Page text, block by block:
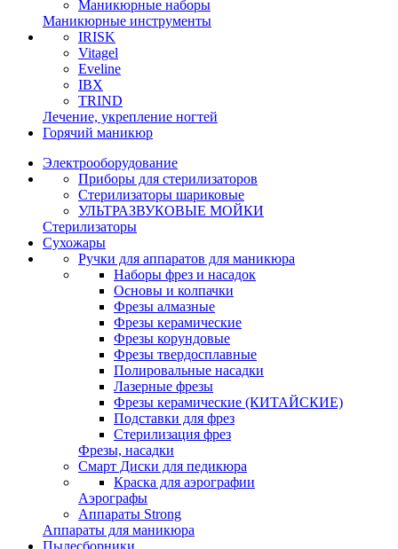
Маникюрные наборы
Маникюрные инструменты
IRISK
Vitagel
Eveline
IBX
TRIND
Лечение, укрепление ногтей
Горячий маникюр
Электрооборудование
Приборы для стерилизаторов
Стерилизаторы шариковые
УЛЬТРАЗВУКОВЫЕ МОЙКИ
Стерилизаторы
Сухожары
Ручки для аппаратов для маникюра
Наборы фрез и насадок
Основы и колпачки
Фрезы алмазные
Фрезы керамические
Фрезы корундовые
Фрезы твердосплавные
Полировальные насадки
Лазерные фрезы
Фрезы керамические (КИТАЙСКИЕ)
Подставки для фрез
Стерилизация фрез
Фрезы, насадки
Смарт Диски для педикюра
Краска для аэрографии
Аэрографы
Аппараты Strong
Аппараты для маникюра
Пылесборники